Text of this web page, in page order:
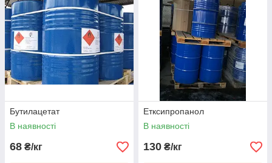
Бутилацетат
В наявності
68 ₴/кг
Етксипропанол
В наявності
130 ₴/кг